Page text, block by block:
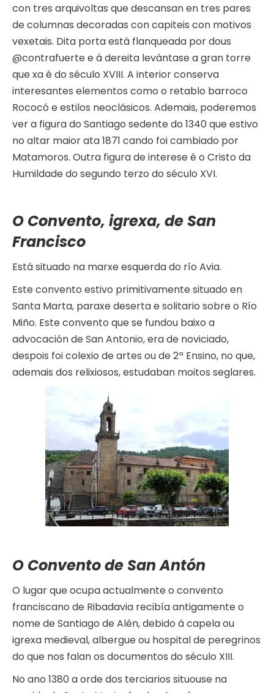
con tres arquivoltas que descansan en tres pares
de columnas decoradas con capiteis con motivos
vexetais. Dita porta está flanqueada por dous
@contrafuerte e á dereita levántase a gran torre
que xa é do século XVIII. A interior conserva
interesantes elementos como o retablo barroco
Rococó e estilos neoclásicos. Ademais, poderemos
ver a figura do Santiago sedente do 1340 que estivo
no altar maior ata 1871 cando foi cambiado por
Matamoros. Outra figura de interese é o Cristo da
Humildade do segundo terzo do século XVI.
O Convento, igrexa, de San
Francisco
Está situado na marxe esquerda do río Avia.
Este convento estivo primitivamente situado en
Santa Marta, paraxe deserta e solitario sobre o Río
Miño. Este convento que se fundou baixo a
advocación de San Antonio, era de noviciado,
despois foi colexio de artes ou de 2ª Ensino, no que,
ademais dos relixiosos, estudaban moitos seglares.
O Convento de San Antón
O lugar que ocupa actualmente o convento
franciscano de Ribadavia recibía antigamente o
nome de Santiago de Alén, debido á capela ou
igrexa medieval, albergue ou hospital de peregrinos
do que nos falan os documentos do século XIII.
No ano 1380 a orde dos terciarios situouse na